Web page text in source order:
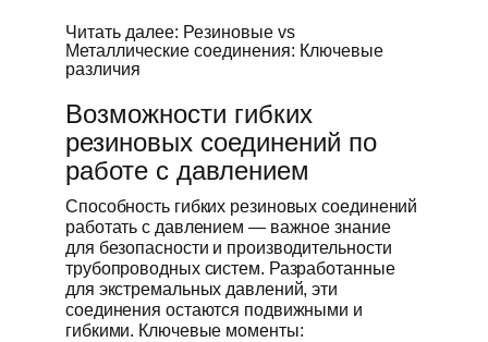
Читать далее: Резиновые vs
Металлические соединения: Ключевые
различия
Возможности гибких
резиновых соединений по
работе с давлением
Способность гибких резиновых соединений
работать с давлением — важное знание
для безопасности и производительности
трубопроводных систем. Разработанные
для экстремальных давлений, эти
соединения остаются подвижными и
гибкими. Ключевые моменты: